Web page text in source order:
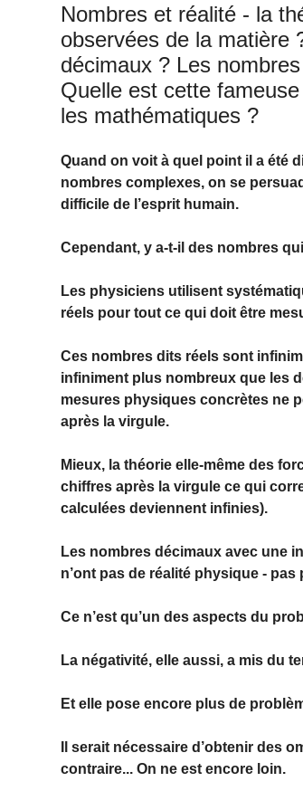
Nombres et réalité - la
observées de la matière
décimaux ? Les
Quelle est cette
les mathématiques ?
Quand on voit à quel point il a été
nombres complexes, on se
difficile de l’esprit humain.
Cependant, y a-t-il des nombres
Les physiciens utilisent
réels pour tout ce qui doit être
Ces nombres dits réels sont
infiniment plus nombreux que les
mesures physiques concrètes ne
après la virgule.
Mieux, la théorie elle-même des
chiffres après la virgule ce qui
calculées deviennent infinies).
Les nombres décimaux avec une
n’ont pas de réalité physique -
Ce n’est qu’un des aspects du
La négativité, elle aussi, a mis du
Et elle pose encore plus de
Il serait nécessaire d’obtenir des
contraire... On ne est encore loin.